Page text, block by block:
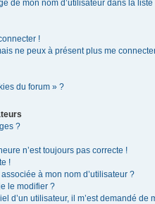
de mon nom d’utilisateur dans la liste
!
ne peux à présent plus me
du forum » ?
?
n’est toujours pas correcte !
!
à mon nom d’utilisateur ?
le modifier ?
d’un utilisateur, il m’est demandé de